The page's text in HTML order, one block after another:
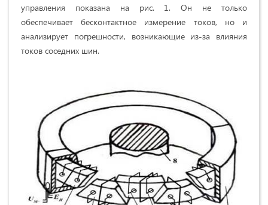
управления показана на рис. 1. Он не только
обеспечивает бесконтактное измерение токов, но и
анализирует погрешности, возникающие из-за влияния
токов соседних шин.